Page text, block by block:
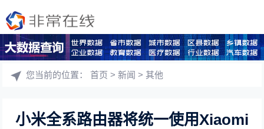
您当前的位置：首页 >新闻 >其他
小米全系路由器将统一使用Xiaomi